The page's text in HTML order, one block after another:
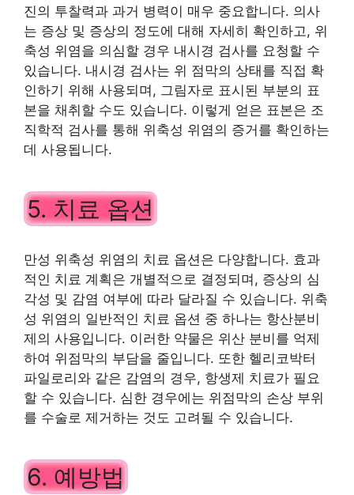
진의 투찰력과 과거 병력이 매우 중요합니다. 의사
는 증상 및 증상의 정도에 대해 자세히 확인하고, 위
축성 위염을 의심할 경우 내시경 검사를 요청할 수
있습니다. 내시경 검사는 위 점막의 상태를 직접 확
인하기 위해 사용되며, 그림자로 표시된 부분의 표
본을 채취할 수도 있습니다. 이렇게 얻은 표본은 조
직학적 검사를 통해 위축성 위염의 증거를 확인하는
데 사용됩니다.
5. 치료 옵션
만성 위축성 위염의 치료 옵션은 다양합니다. 효과
적인 치료 계획은 개별적으로 결정되며, 증상의 심
각성 및 감염 여부에 따라 달라질 수 있습니다. 위축
성 위염의 일반적인 치료 옵션 중 하나는 항산분비
제의 사용입니다. 이러한 약물은 위산 분비를 억제
하여 위점막의 부담을 줄입니다. 또한 헬리코박터
파일로리와 같은 감염의 경우, 항생제 치료가 필요
할 수 있습니다. 심한 경우에는 위점막의 손상 부위
를 수술로 제거하는 것도 고려될 수 있습니다.
6. 예방법